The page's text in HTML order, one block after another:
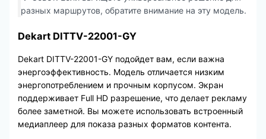
разных маршрутов, обратите внимание на эту модель.
Dekart DITTV-22001-GY
Dekart DITTV-22001-GY подойдет вам, если важна
энергоэффективность. Модель отличается низким
энергопотреблением и прочным корпусом. Экран
поддерживает Full HD разрешение, что делает рекламу
более заметной. Вы можете использовать встроенный
медиаплеер для показа разных форматов контента.